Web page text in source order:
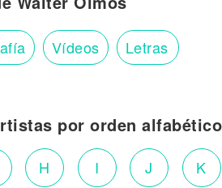
Vídeos Letras
por orden alfabético
H I J K